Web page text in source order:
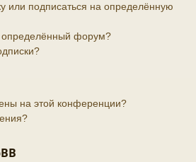
или подписаться на определённую
определённый форум?
на этой конференции?